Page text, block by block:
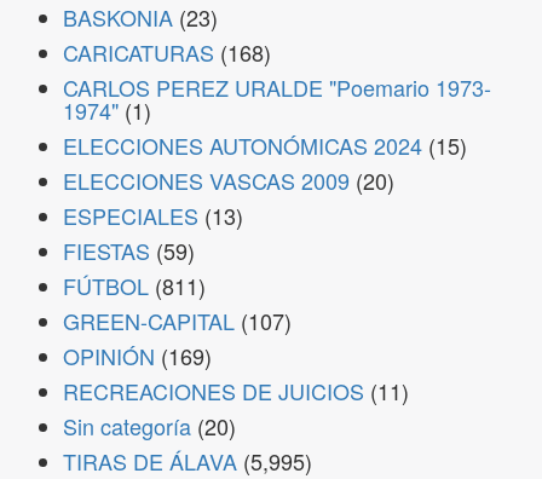
BASKONIA (23)
CARICATURAS (168)
CARLOS PEREZ URALDE "Poemario 1973-
1974" (1)
ELECCIONES AUTONÓMICAS 2024 (15)
ELECCIONES VASCAS 2009 (20)
ESPECIALES (13)
FIESTAS (59)
FÚTBOL (811)
GREEN-CAPITAL (107)
OPINIÓN (169)
RECREACIONES DE JUICIOS (11)
Sin categoría (20)
TIRAS DE ÁLAVA (5,995)